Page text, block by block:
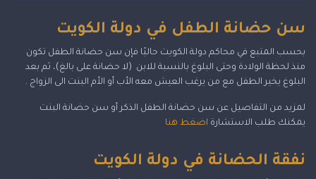
سن حضانة الطفل في دولة الكويت
بحسب المتبع في محاكم دولة الكويت حاليًا فإن سن حضانة الطفل تكون
منذ لحظة الولادة وحتى البلوغ بالنسبة للابن (لا حضانة على بالغ)، ثم بعد
البلوغ يخير الطفل مع من يرغب العيش معه الأب أو الأم البنت الى الزواج .
لمزيد من التفاصيل عن سن حضانة الطفل الذكر أو سن حضانة البنت
يمكنك طلب الاستشارة اضغط هنا
نفقة الحضانة في دولة الكويت